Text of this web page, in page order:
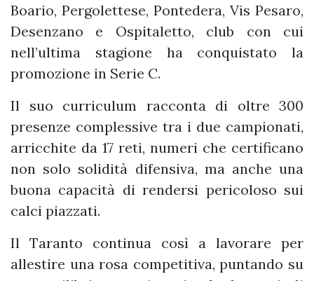
Boario, Pergolettese, Pontedera, Vis Pesaro,
Desenzano e Ospitaletto, club con cui
nell’ultima stagione ha conquistato la
promozione in Serie C.
Il suo curriculum racconta di oltre 300
presenze complessive tra i due campionati,
arricchite da 17 reti, numeri che certificano
non solo solidità difensiva, ma anche una
buona capacità di rendersi pericoloso sui
calci piazzati.
Il Taranto continua così a lavorare per
allestire una rosa competitiva, puntando su